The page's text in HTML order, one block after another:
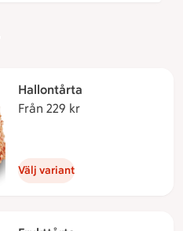
Hallontårta
Från 229 kr
Välj variant